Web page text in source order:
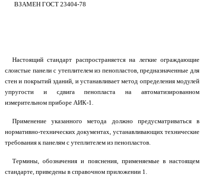
ВЗАМЕН ГОСТ 23404-78
Настоящий стандарт распространяется на легкие ограждающие
слоистые панели с утеплителем из пенопластов, предназначенные для
стен и покрытий зданий, и устанавливает метод определения модулей
упругости и сдвига пенопласта на автоматизированном
измерительном приборе АИК-1.
Применение указанного метода должно предусматриваться в
нормативно-технических документах, устанавливающих технические
требования к панелям с утеплителем из пенопластов.
Термины, обозначения и пояснения, применяемые в настоящем
стандарте, приведены в справочном приложении 1.